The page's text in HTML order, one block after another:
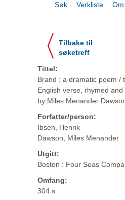
Søk Verkliste
Tilbake til
søketreff
Tittel:
Brand : a dramatic poem /
English verse, rhymed
by Miles Menander
Forfatter/person:
Ibsen, Henrik
Dawson, Miles Menander
Utgitt:
Boston : Four Seas
Omfang:
304 s.